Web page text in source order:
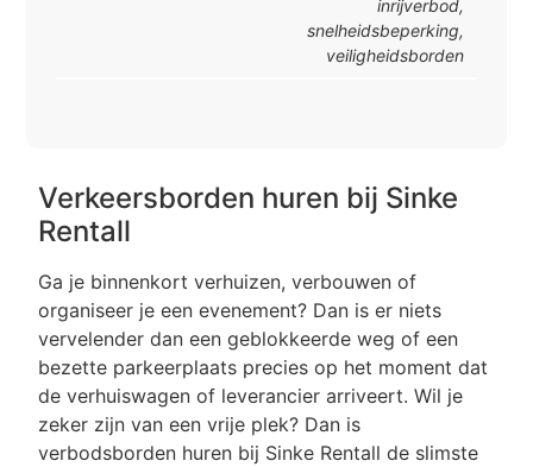
Verkeersborden huren bij Sinke
Rentall
Ga je binnenkort verhuizen, verbouwen of
organiseer je een evenement? Dan is er niets
vervelender dan een geblokkeerde weg of een
bezette parkeerplaats precies op het moment dat
de verhuiswagen of leverancier arriveert. Wil je
zeker zijn van een vrije plek? Dan is
verbodsborden huren bij Sinke Rentall de slimste
inrijverbod,
snelheidsbeperking,
veiligheidsborden